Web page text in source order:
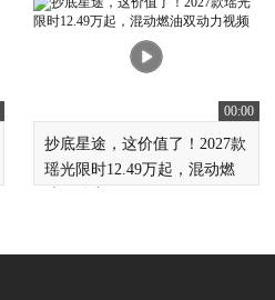
00:00
抄底星途，这价值了！2027款
瑶光限时12.49万起，混动燃